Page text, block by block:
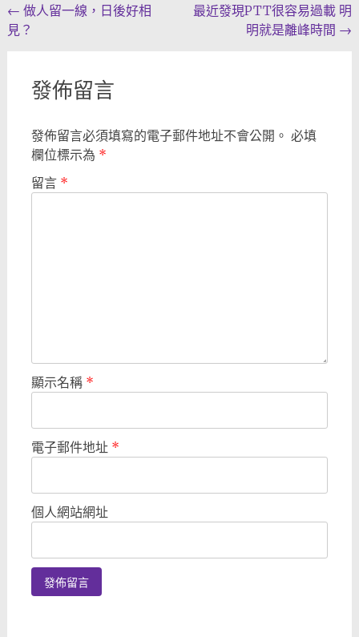
Post
navigation
← 做人留一線，日後好相
見？
最近發現PTT很容易過載 明
明就是離峰時間 →
發佈留言
發佈留言必須填寫的電子郵件地址不會公開。 必填
欄位標示為 *
留言 *
顯示名稱 *
電子郵件地址 *
個人網站網址